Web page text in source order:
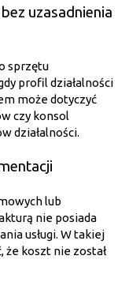
uzasadnienia
sprzętu
profil działalności
może dotyczyć
czy konsol
działalności.
lub
nie posiada
usługi. W takiej
że koszt nie został